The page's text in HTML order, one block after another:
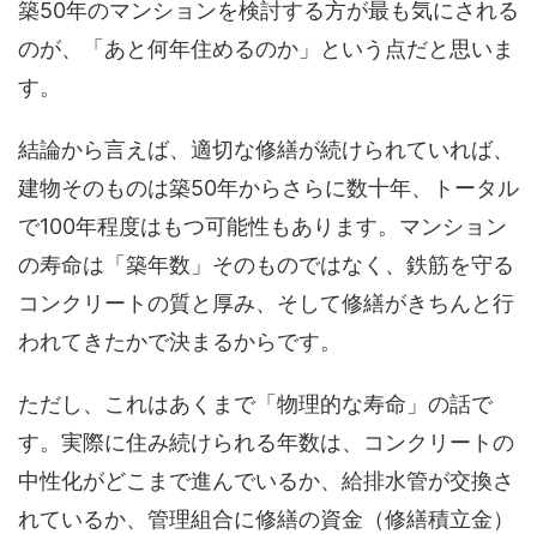
築50年のマンションを検討する方が最も気にされる
のが、「あと何年住めるのか」という点だと思いま
す。
結論から言えば、適切な修繕が続けられていれば、
建物そのものは築50年からさらに数十年、トータル
で100年程度はもつ可能性もあります。マンション
の寿命は「築年数」そのものではなく、鉄筋を守る
コンクリートの質と厚み、そして修繕がきちんと行
われてきたかで決まるからです。
ただし、これはあくまで「物理的な寿命」の話で
す。実際に住み続けられる年数は、コンクリートの
中性化がどこまで進んでいるか、給排水管が交換さ
れているか、管理組合に修繕の資金（修繕積立金）